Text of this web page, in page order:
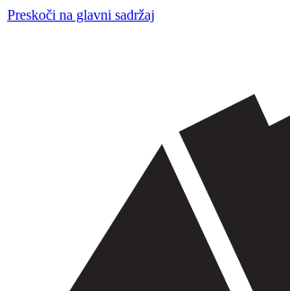
Preskoči na glavni sadržaj